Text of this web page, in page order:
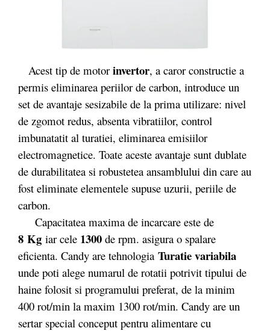
Acest tip de motor invertor, a caror constructie a
permis eliminarea periilor de carbon, introduce un
set de avantaje sesizabile de la prima utilizare: nivel
de zgomot redus, absenta vibratiilor, control
imbunatatit al turatiei, eliminarea emisiilor
electromagnetice. Toate aceste avantaje sunt dublate
de durabilitatea si robustetea ansamblului din care au
fost eliminate elementele supuse uzurii, periile de
carbon.
Capacitatea maxima de incarcare este de
8 Kg iar cele 1300 de rpm. asigura o spalare
eficienta. Candy are tehnologia Turatie variabila
unde poti alege numarul de rotatii potrivit tipului de
haine folosit si programului preferat, de la minim
400 rot/min la maxim 1300 rot/min. Candy are un
sertar special conceput pentru alimentare cu